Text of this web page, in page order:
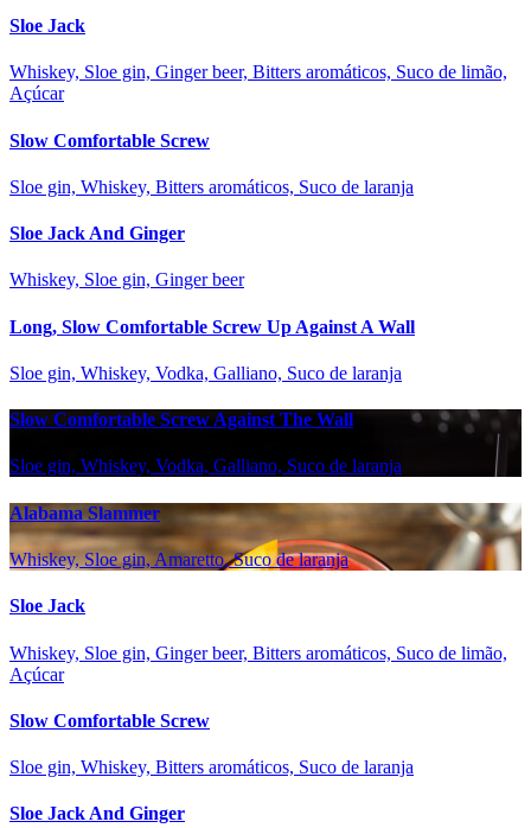
Sloe Jack
Whiskey, Sloe gin, Ginger beer, Bitters aromáticos, Suco de limão,
Açúcar
Slow Comfortable Screw
Sloe gin, Whiskey, Bitters aromáticos, Suco de laranja
Sloe Jack And Ginger
Whiskey, Sloe gin, Ginger beer
Long, Slow Comfortable Screw Up Against A Wall
Sloe gin, Whiskey, Vodka, Galliano, Suco de laranja
Slow Comfortable Screw Against The Wall
Sloe gin, Whiskey, Vodka, Galliano, Suco de laranja
Alabama Slammer
Whiskey, Sloe gin, Amaretto, Suco de laranja
Sloe Jack
Whiskey, Sloe gin, Ginger beer, Bitters aromáticos, Suco de limão,
Açúcar
Slow Comfortable Screw
Sloe gin, Whiskey, Bitters aromáticos, Suco de laranja
Sloe Jack And Ginger